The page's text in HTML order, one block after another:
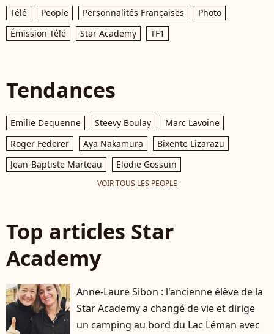
Télé People Personnalités Françaises
Photo
Émission Télé
Star Academy TF1
Tendances
Emilie Dequenne Steevy Boulay
Marc Lavoine
Roger Federer
Aya Nakamura
Bixente Lizarazu
Jean-Baptiste Marteau
Elodie Gossuin
VOIR TOUS LES PEOPLE
Top articles Star
Academy
Anne-Laure Sibon : l'ancienne élève de la
Star Academy a changé de vie et dirige
un camping au bord du Lac Léman avec